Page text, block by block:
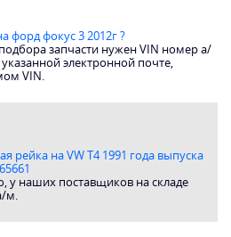
форд фокус 3 2012г ?
запчасти нужен VIN номер а/
электронной почте,
VIN.
рейка на VW T4 1991 года выпуска
у наших поставщиков на складе
м.